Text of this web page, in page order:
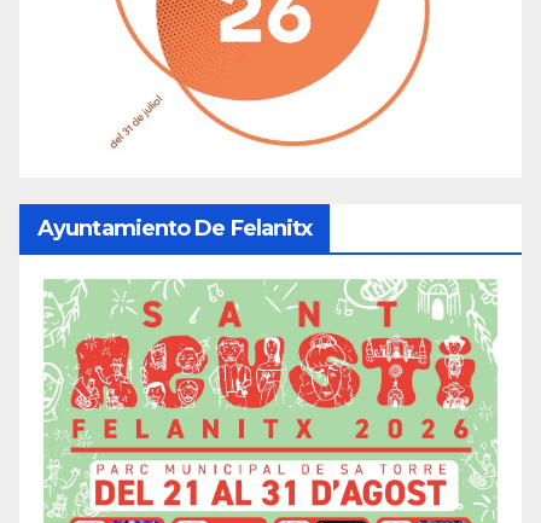
Ayuntamiento De Felanitx